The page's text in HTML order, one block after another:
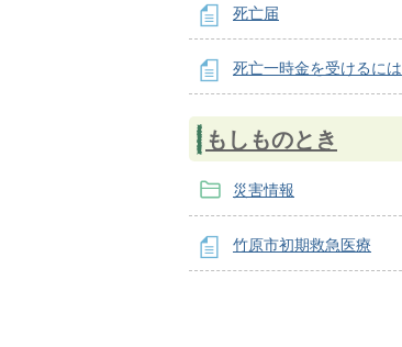
死亡届
死亡一時金を受けるには
もしものとき
災害情報
竹原市初期救急医療